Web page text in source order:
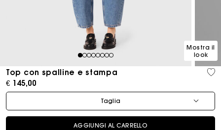
12345678
Mostra il
look
Top con spalline e stampa
€ 145,00
Taglia
AGGIUNGI AL CARRELLO